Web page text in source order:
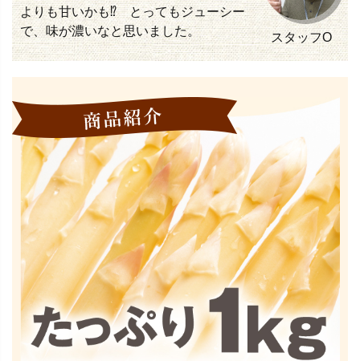
よりも甘いかも⁉ とってもジューシー
で、味が濃いなと思いました。
スタッフO